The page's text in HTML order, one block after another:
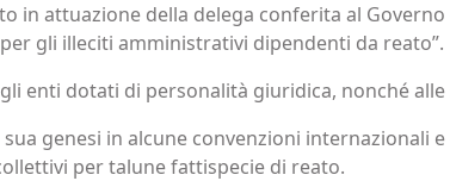
in attuazione della delega conferita al
gli illeciti amministrativi dipendenti da reato”.
enti dotati di personalità giuridica, nonché
sua genesi in alcune convenzioni
per talune fattispecie di reato.